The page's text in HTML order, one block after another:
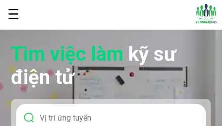
Tìm việc làm kỹ sư
điện tử